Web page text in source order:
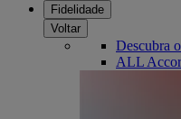
Fidelidade
Voltar
Descubra
ALL